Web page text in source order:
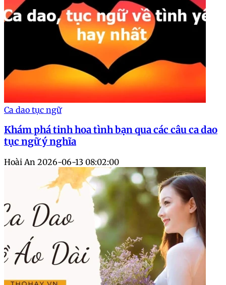
Ca dao tục ngữ
Khám phá tinh hoa tình bạn qua các câu ca dao
tục ngữ ý nghĩa
Hoài An 2026-06-13 08:02:00